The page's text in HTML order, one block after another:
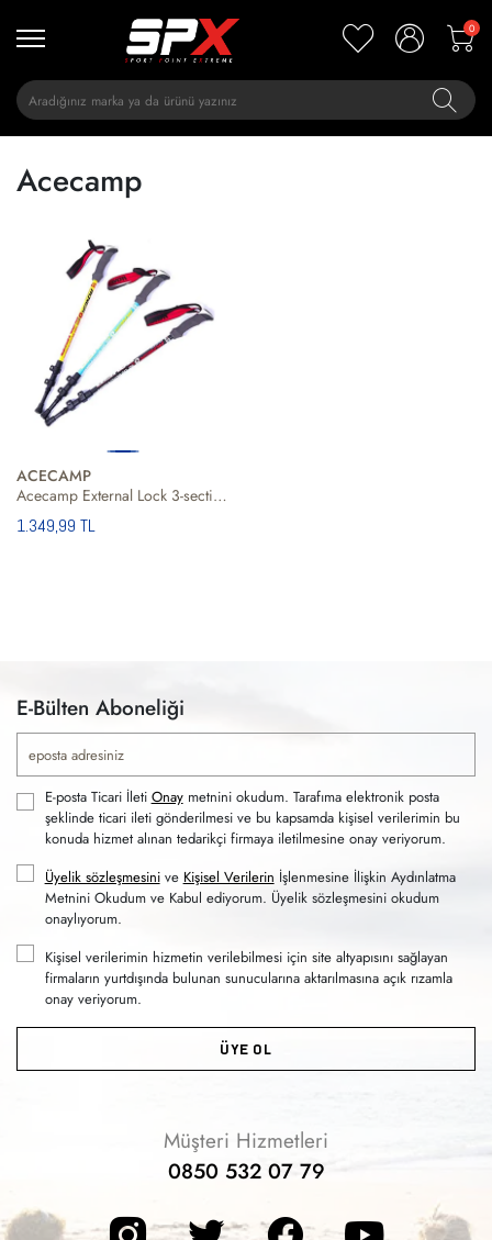
0
Acecamp
ACECAMP
Acecamp External Lock 3-section Trekking Pole Carbon 80 2 Pcs Unisex Outdoor Batonu
1.349,99 TL
E-Bülten Aboneliği
E-posta Ticari İleti Onaymetnini okudum. Tarafıma elektronik posta
şeklinde ticari ileti gönderilmesi ve bu kapsamda kişisel verilerimin bu
konuda hizmet alınan tedarikçi firmaya iletilmesine onay veriyorum.
Üyelik sözleşmesinive Kişisel Verilerin İşlenmesine İlişkin Aydınlatma
Metnini Okudum ve Kabul ediyorum. Üyelik sözleşmesini okudum
onaylıyorum.
Kişisel verilerimin hizmetin verilebilmesi için site altyapısını sağlayan
firmaların yurtdışında bulunan sunucularına aktarılmasına açık rızamla
onay veriyorum.
ÜYE OL
Müşteri Hizmetleri
0850 532 07 79